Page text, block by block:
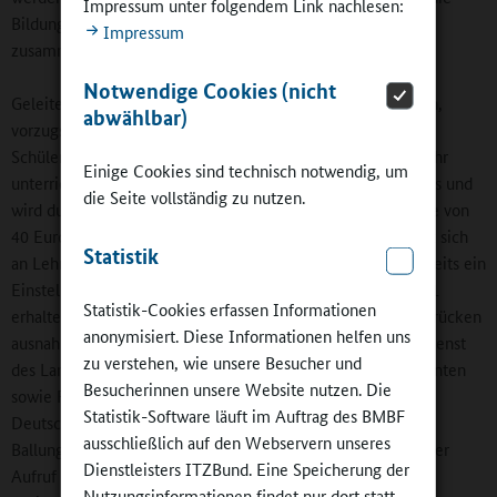
Impressum
Notwendige Cookies (nicht
abwählbar)
Einige Cookies sind technisch notwendig, um
die Seite vollständig zu nutzen.
Statistik
Statistik-Cookies erfassen Informationen
anonymisiert. Diese Informationen helfen uns
zu verstehen, wie unsere Besucher und
Besucherinnen unsere Website nutzen. Die
Statistik-Software läuft im Auftrag des BMBF
ausschließlich auf den Webservern unseres
Dienstleisters ITZBund. Eine Speicherung der
Bildung einer jahrgangsübergreifenden Gruppe
zusammenkommen.
Geleitet werden die Förderkurse von erfahrenen Pädagogen,
vorzugsweise von den Lehrerinnen und Lehrern, die die
Schülerinnen und Schüler kennen oder im nächsten Schuljahr
unterrichten werden. Ihr Einsatz erfolgt auf freiwilliger Basis und
wird durch eine finanzielle Aufwandsentschädigung in Höhe von
40 Euro je Stunde vergütet. Ein besonderes Angebot richtet sich
an Lehramtsbewerberinnen und Lehramtsbewerber, die bereits ein
Einstellungsangebot zum kommenden Schuljahr 2020/2021
erhalten haben. Sie können für den Unterricht in den Lernbrücken
ausnahmsweise bereits zum 31. August 2020 in den Schuldienst
des Landes eintreten. Ebenso können Pädagogische Assistenten
sowie Fellows im Leadership-Programm „Teach First
Deutschland“, die an bestimmten Schulen in städtischen
Ballungszentren tätig sind, die Lernbrücken unterstützen. Der
Aufruf an die Lehrkräfte, Lehramtsanwärter, pädagogischen